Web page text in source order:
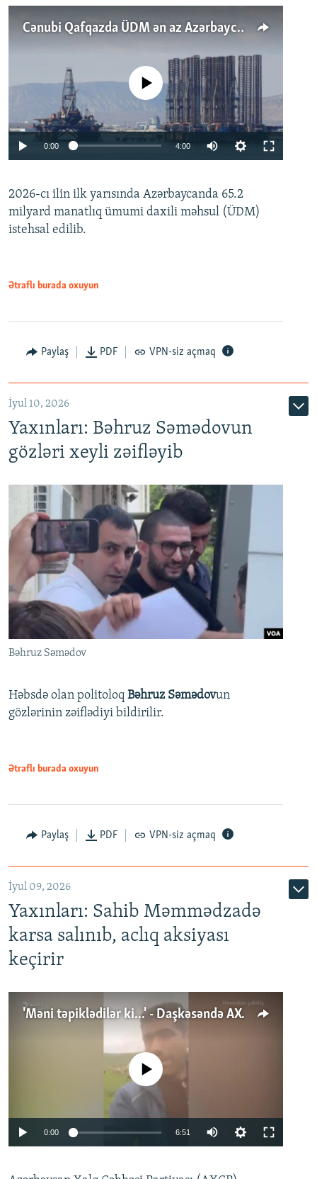
Cənubi Qafqazda ÜDM ən az Azərbaycanda artır: Qonşuları niyə Bakını qabaqlaya bilir?
Auto 240p 360p 480p
No media source currently available
0:00 4:00
360p
480p
2026-cı ilin ilk yarısında Azərbaycanda 65.2
milyard manatlıq ümumi daxili məhsul (ÜDM)
istehsal edilib.
Ətraflı burada oxuyun
Paylaş PDF VPN-siz açmaq
İyul 10, 2026
Yaxınları: Bəhruz Səmədovun
gözləri xeyli zəifləyib
Bəhruz Səmədov
Həbsdə olan politoloq Bəhruz Səmədovun
gözlərinin zəiflədiyi bildirilir.
Ətraflı burada oxuyun
Paylaş PDF VPN-siz açmaq
İyul 09, 2026
Yaxınları: Sahib Məmmədzadə
karsa salınıb, aclıq aksiyası
keçirir
'Məni təpiklədilər ki...' - Daşkəsəndə AXCP fəalının yaxınları onun həbsinə etiraz edirlər
No media source currently available
0:00 6:51